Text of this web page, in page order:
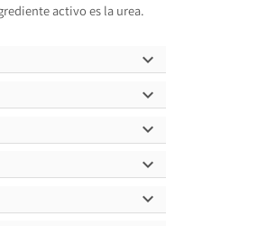
activo es la urea.




